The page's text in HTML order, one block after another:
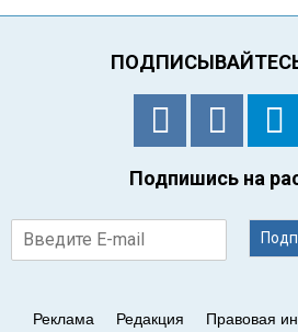
Подпишись на
Реклама Редакция Правовая